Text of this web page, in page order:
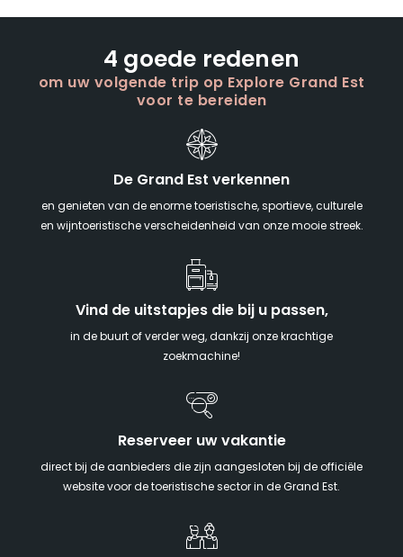
4 goede redenen
om uw volgende trip op Explore Grand Est
voor te bereiden
De Grand Est verkennen
en genieten van de enorme toeristische, sportieve, culturele
en wijntoeristische verscheidenheid van onze mooie streek.
Vind de uitstapjes die bij u passen,
in de buurt of verder weg, dankzij onze krachtige
zoekmachine!
Reserveer uw vakantie
direct bij de aanbieders die zijn aangesloten bij de officiële
website voor de toeristische sector in de Grand Est.